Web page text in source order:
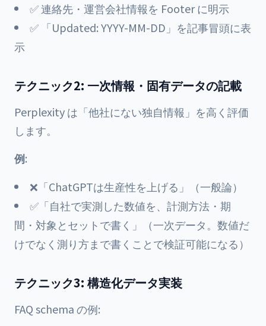
✅ 連絡先・運営会社情報を Footer に明示
✅ 「Updated: YYYY-MM-DD」を記事冒頭に表
示
テクニック2: 一次情報・固有データの記載
Perplexity は「他社にない独自情報」を高く評価
します。
例:
❌「ChatGPTは生産性を上げる」（一般論）
✅「自社で実測した数値を、計測方法・期
間・対象とセットで書く」（一次データ。数値だ
けでなく測り方まで書くことで検証可能になる）
テクニック3: 構造化データ実装
FAQ schema の例: